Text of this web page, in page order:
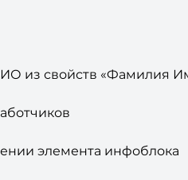
из свойств «Фамилия
элемента инфоблока